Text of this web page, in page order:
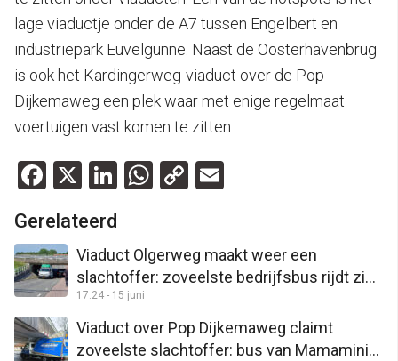
lage viaductje onder de A7 tussen Engelbert en
industriepark Euvelgunne. Naast de Oosterhavenbrug
is ook het Kardingerweg-viaduct over de Pop
Dijkemaweg een plek waar met enige regelmaat
voertuigen vast komen te zitten.
Facebook
X LinkedIn
WhatsApp
Copy
Gerelateerd
Viaduct Olgerweg maakt weer een
slachtoffer: zoveelste bedrijfsbus rijdt zich
klem
17:24 - 15 juni
Viaduct over Pop Dijkemaweg claimt
zoveelste slachtoffer: bus van Mamamini